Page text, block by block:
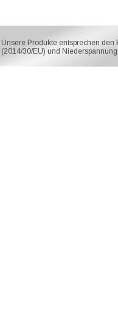
Unsere Produkte entsprechen
(2014/30/EU) und